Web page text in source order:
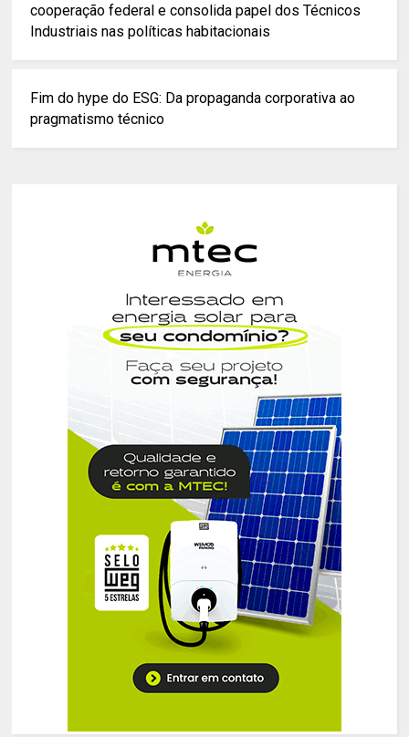
cooperação federal e consolida papel dos Técnicos
Industriais nas políticas habitacionais
Fim do hype do ESG: Da propaganda corporativa ao
pragmatismo técnico